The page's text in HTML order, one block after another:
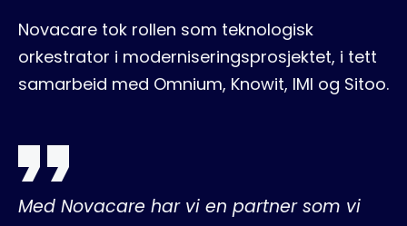
Novacare tok rollen som teknologisk
orkestrator i moderniseringsprosjektet, i tett
samarbeid med Omnium, Knowit, IMI og Sitoo.
Med Novacare har vi en partner som vi